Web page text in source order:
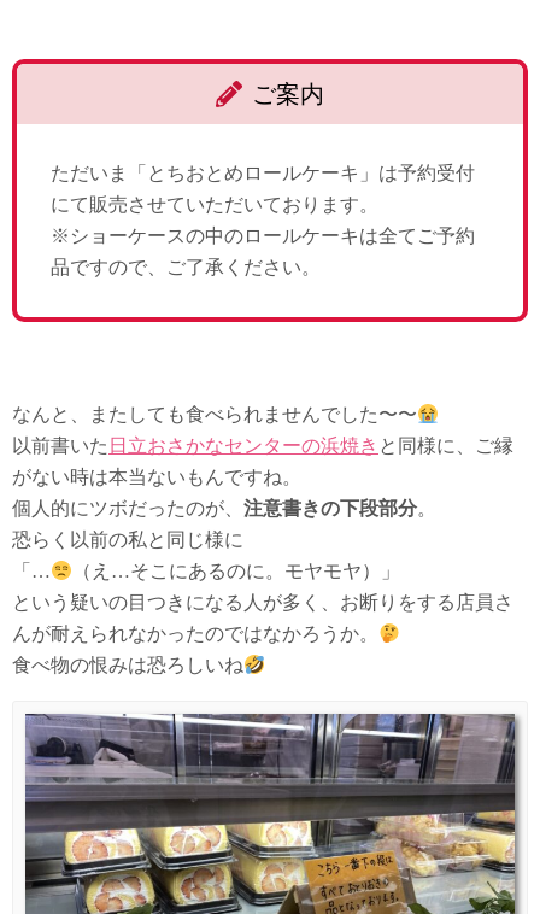
ご案内
ただいま「とちおとめロールケーキ」は予約受付
にて販売させていただいております。
※ショーケースの中のロールケーキは全てご予約
品ですので、ご了承ください。
なんと、またしても食べられませんでした〜〜
以前書いた 日立おさかなセンターの浜焼き と同様に、ご縁
がない時は本当ないもんですね。
個人的にツボだったのが、 注意書きの下段部分。
恐らく以前の私と同じ様に
「…
（え…そこにあるのに。モヤモヤ）」
という疑いの目つきになる人が多く、お断りをする店員さ
んが耐えられなかったのではなかろうか。
食べ物の恨みは恐ろしいね